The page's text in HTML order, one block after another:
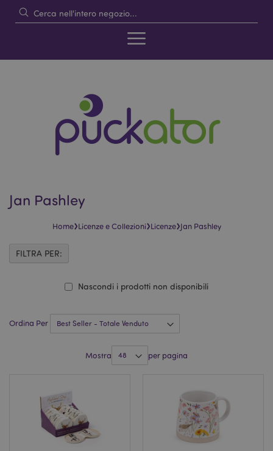
Jan Pashley
Home›Licenze e Collezioni›Licenze›Jan Pashley
Ordina Per
Mostra per pagina
Nascondi i prodotti non disponibili
FILTRA PER: